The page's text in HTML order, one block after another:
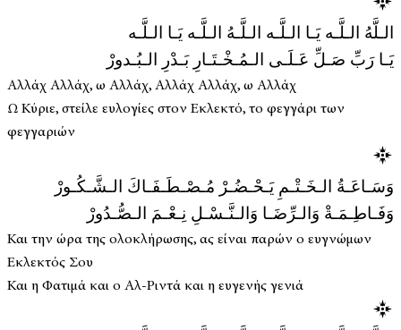
الـلَّهُ الـلَّـه يَـا الـلَّـه الـلَّـهُ الـلَّـه يَـا الـلَّـه
يَـا رَبِّ صَـلِّ عَـلَـى الـمُـخْـتَـارِ بَـدْرِ الـبُـدورْ
Αλλάχ Αλλάχ, ω Αλλάχ, Αλλάχ Αλλάχ, ω Αλλάχ
Ω Κύριε, στείλε ευλογίες στον Εκλεκτό, το φεγγάρι των
φεγγαριών
وَسَـاعَـةُ الـخَـتْـمِ يَـحْـضُـرْ مُـصْـطَـفَـاكَ الـشَّـكُـورْ
وَفَـاطِـمَـةْ وَالـرِّضَـا وَالـنَّـسْـلِ نِـعْـمَ الـصُّـدُورْ
Και την ώρα της ολοκλήρωσης, ας είναι παρών ο ευγνώμων
Εκλεκτός Σου
Και η Φατιμά και ο Αλ-Ριντά και η ευγενής γενιά